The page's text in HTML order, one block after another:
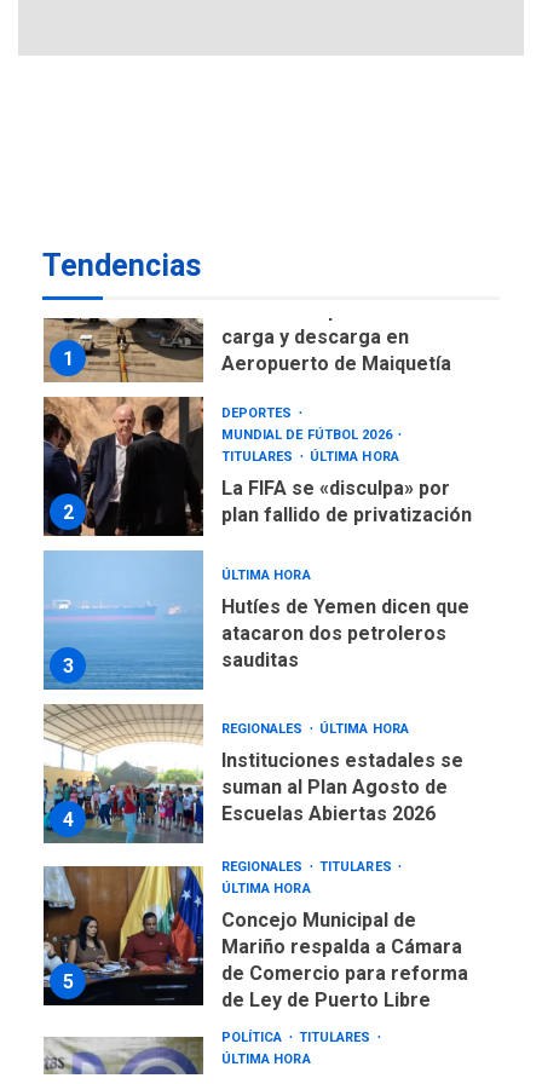
Tendencias
1
carga y descarga en
Aeropuerto de Maiquetía
2
DEPORTES
MUNDIAL DE FÚTBOL 2026
TITULARES
ÚLTIMA HORA
La FIFA se «disculpa» por
plan fallido de privatización
3
ÚLTIMA HORA
Hutíes de Yemen dicen que
atacaron dos petroleros
sauditas
4
REGIONALES ÚLTIMA HORA
Instituciones estadales se
suman al Plan Agosto de
Escuelas Abiertas 2026
5
REGIONALES
TITULARES
ÚLTIMA HORA
Concejo Municipal de
Mariño respalda a Cámara
de Comercio para reforma
de Ley de Puerto Libre
POLÍTICA
TITULARES
ÚLTIMA HORA